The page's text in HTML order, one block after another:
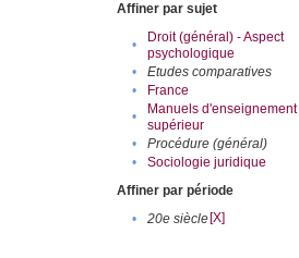
Affiner par sujet
•
Droit (général) - Aspect
psychologique
• Etudes comparatives
•
France
•
Manuels d'enseignement
supérieur
• Procédure (général)
•
Sociologie juridique
Affiner par période
•
20e siècle[X]